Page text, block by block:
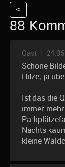
<
88
Gast
Schöne
Hitze, ja
Ist das die
immer
Nachts
kleine